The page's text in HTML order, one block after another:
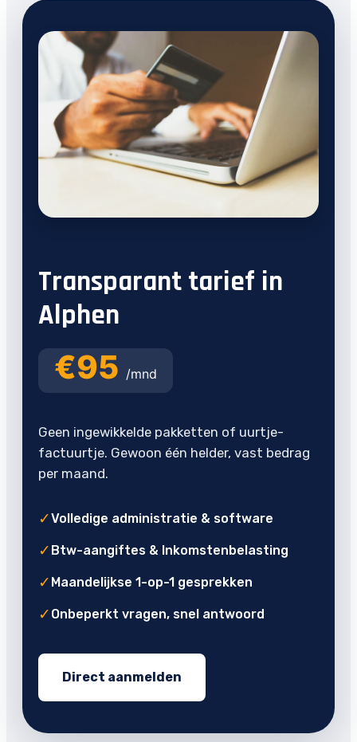
Transparant tarief in
Alphen
€95 /mnd
Geen ingewikkelde pakketten of uurtje-
factuurtje. Gewoon één helder, vast bedrag
per maand.
✓Volledige administratie & software
✓ Btw-aangiftes & Inkomstenbelasting
✓ Maandelijkse 1-op-1 gesprekken
✓ Onbeperkt vragen, snel antwoord
Direct aanmelden